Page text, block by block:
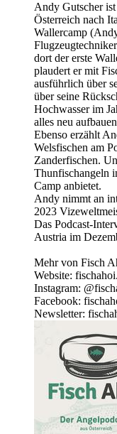
Andy Gutscher
Österreich nach
Wallercamp
dort der erste
plaudert er mit
ausführlich über
über seine
Hochwasser im
alles neu
Ebenso erzählt
Welsfischen am
Zanderfischen.
Thunfischangeln
Camp anbietet.
Andy nimmt an
2023
Das Podcast-
Austria im
Mehr von Fisch
Website:
Instagram:
Facebook:
Newsletter: